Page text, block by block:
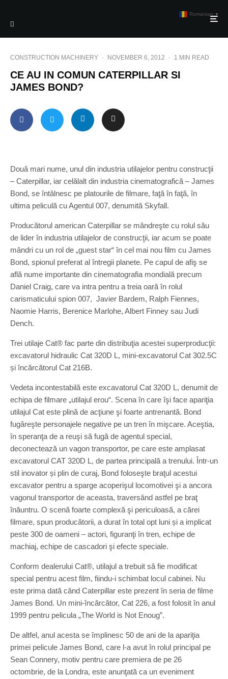
CONSTRUCTION MACHINERY · NOVEMBER 6, 2012 · 1 MIN READ
CE AU IN COMUN CATERPILLAR SI
JAMES BOND?
Două mari nume, unul din industria utilajelor pentru construcţii
– Caterpillar, iar celălalt din industria cinematografică – James
Bond, se întâlnesc pe platourile de filmare, faţă în faţă, în
ultima peliculă cu Agentul 007, denumită Skyfall.
Producătorul american Caterpillar se mândreşte cu rolul său
de lider în industria utilajelor de construcţii, iar acum se poate
mândri cu un rol de „guest star“ în cel mai nou film cu James
Bond, spionul preferat al întregii planete. Pe capul de afiş se
află nume importante din cinematografia mondială precum
Daniel Craig, care va intra pentru a treia oară în rolul
carismaticului spion 007, Javier Bardem, Ralph Fiennes,
Naomie Harris, Berenice Marlohe, Albert Finney sau Judi
Dench.
Trei utilaje Cat® fac parte din distribuţia acestei superproducţii:
excavatorul hidraulic Cat 320D L, mini-excavatorul Cat 302.5C
și încărcătorul Cat 216B.
Vedeta incontestabilă este excavatorul Cat 320D L, denumit de
echipa de filmare „utilajul erou“. Scena în care îşi face apariţia
utilajul Cat este plină de acţiune şi foarte antrenantă. Bond
fugăreşte personajele negative pe un tren în mişcare. Aceştia,
în speranţa de a reuşi să fugă de agentul special,
deconectează un vagon transportor, pe care este amplasat
excavatorul CAT 320D L, de partea principală a trenului. Într-un
stil inovator și plin de curaj, Bond foloseşte braţul acestui
excavator pentru a sparge acoperişul locomotivei şi a ancora
vagonul transportor de aceasta, traversând astfel pe braţ
înăuntru. O scenă foarte complexă şi periculoasă, a cărei
filmare, spun producătorii, a durat în total opt luni și a implicat
peste 300 de oameni – actori, figuranţi în tren, echipe de
machiaj, echipe de cascadori şi efecte speciale.
Conform dealerului Cat®, utilajul a trebuit să fie modificat
special pentru acest film, fiindu-i schimbat locul cabinei. Nu
este prima dată când Caterpillar este prezent în seria de filme
James Bond. Un mini-încărcător, Cat 226, a fost folosit în anul
1999 pentru pelicula „The World is Not Enoug”.
De altfel, anul acesta se împlinesc 50 de ani de la apariţia
primei pelicule James Bond, care l-a avut în rolul principal pe
Sean Connery, motiv pentru care premiera de pe 26
octombrie, de la Londra, este anunţată ca un eveniment
Romanian ▼